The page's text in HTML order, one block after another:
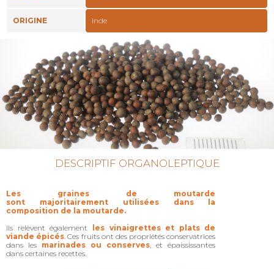
ORIGINE Inde
DESCRIPTIF ORGANOLEPTIQUE
Les graines de moutarde
sont majoritairement utilisées dans la
composition de la moutarde.
Ils relèvent également
les vinaigrettes et plats de
viande épicés . Ces fruits ont des propriétés conservatrices
dans les marinades ou conserves , et épaississantes
dans certaines recettes.